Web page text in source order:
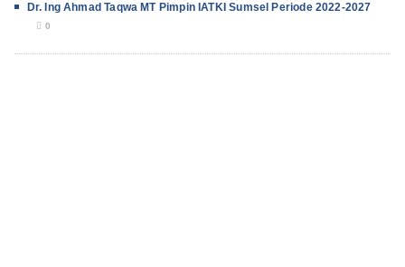
Dr. Ing Ahmad Taqwa MT Pimpin IATKI Sumsel Periode 2022-2027
0